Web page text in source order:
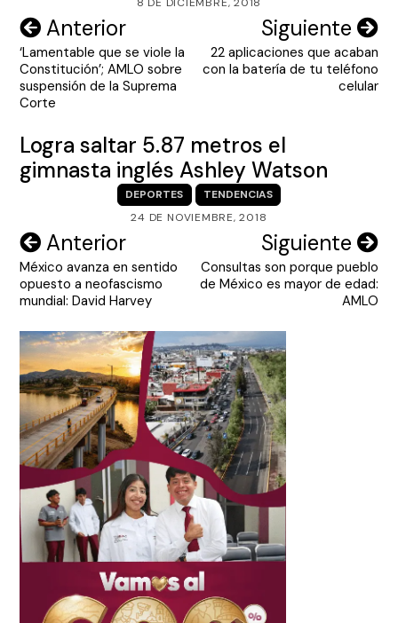
Navegación
de
entradas
Anterior
‘Lamentable que se viole la
Constitución’; AMLO sobre
suspensión de la Suprema
Corte
Siguiente
22 aplicaciones que acaban
con la batería de tu teléfono
celular
Logra saltar 5.87 metros el
gimnasta inglés Ashley Watson
DEPORTES
TENDENCIAS
24 DE NOVIEMBRE, 2018
Navegación
de
entradas
Anterior
México avanza en sentido
opuesto a neofascismo
mundial: David Harvey
Siguiente
Consultas son porque pueblo
de México es mayor de edad:
AMLO